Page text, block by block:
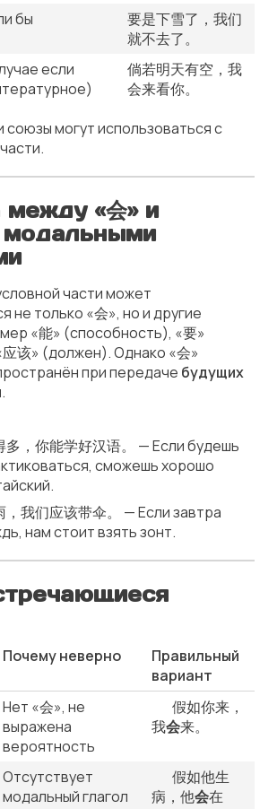
бы
要是下雪了，我们
就不去了。
если
倘若明天有空，我
会来看你。
союзы могут использоваться с
«会» и
модальными
части может
не только «会», но и другие
«能» (способность), «要»
该» (должен). Однако «会»
при передаче будущих
.
多，你能学好汉语。 — Если будешь
сможешь хорошо
，我们应该带伞。 — Если завтра
нам стоит взять зонт.
Почему неверно
Правильный
вариант
Нет «会», не
выражена
вероятность
✅ 假如你来，
我会来。
Отсутствует
модальный глагол
✅ 假如他生
病，他会在